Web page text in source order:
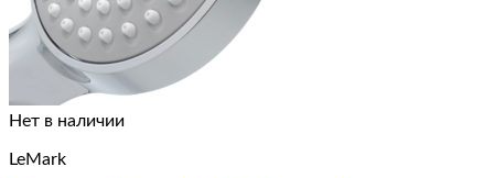
Нет в наличии
LeMark